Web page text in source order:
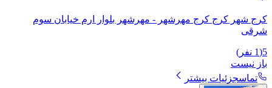
کرج شهر کرج کرج مهرشهر - مهرشهر بلوار ارم خیابان سوم
شرقی
5
(
1 نفر)
باز نیست
تماسجزئیات بیشتر